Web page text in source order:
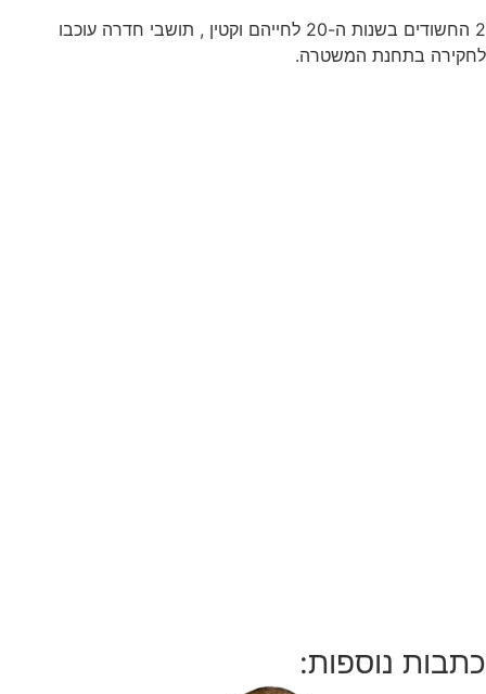
2 החשודים בשנות ה-20 לחייהם וקטין , תושבי חדרה עוכבו
לחקירה בתחנת המשטרה.
כתבות נוספות: